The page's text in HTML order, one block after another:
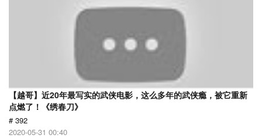
【越哥】近20年最写实的武侠电影，这么多年的武侠瘾，被它重新
点燃了！《绣春刀》
# 392
2020-05-31 00:40